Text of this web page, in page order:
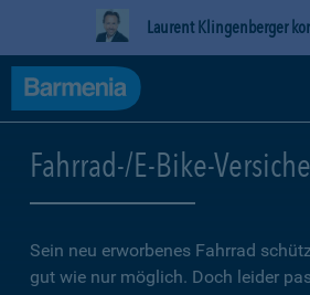
Laurent Klingenberger
Fahrrad-/E-Bike-
Sein neu erworbenes Fahrrad
gut wie nur möglich. Doch leider